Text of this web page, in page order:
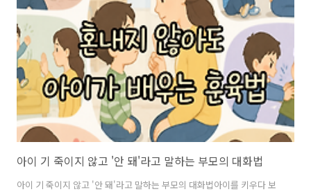
이때 부모의 따뜻한 말은 아이가 하루를 긍정적으로 정리하는 데 도움이
될 수 있습니다반대로혼을 내거나 비교하는 말로 하루를 끝내면 아이는
불안한 마음을 안고 잠들 수 있습니다잠들기 전에는 훈육보다 안정감을
먼저 주는 것이 좋습니다① "오..
아이 기 죽이지 않고 '안 돼'라고 말하는 부모의 대화법
아이 기 죽이지 않고 '안 돼'라고 말하는 부모의 대화법아이를 키우다 보